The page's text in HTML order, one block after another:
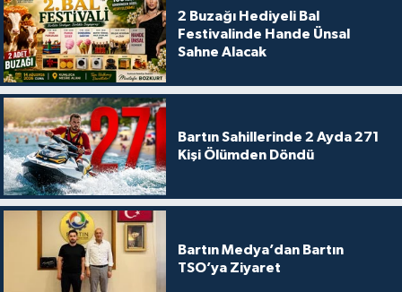
2 Buzağı Hediyeli Bal
Festivalinde Hande Ünsal
Sahne Alacak
Bartın Sahillerinde 2 Ayda 271
Kişi Ölümden Döndü
Bartın Medya’dan Bartın
TSO’ya Ziyaret